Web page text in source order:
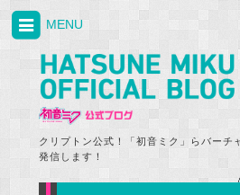
クリプトン公式！「初音ミク」らバーチ
発信します！
MENU